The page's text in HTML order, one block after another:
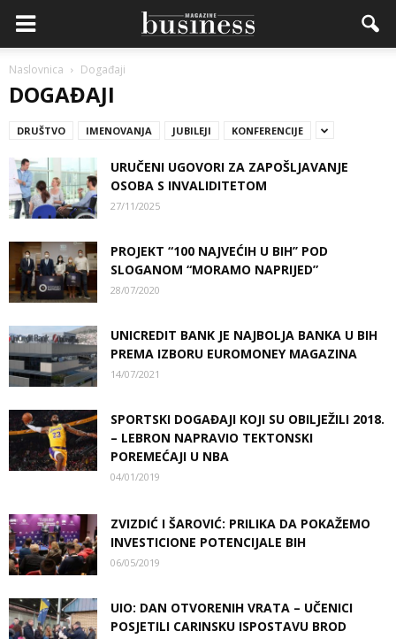
Naslovnica Događaji
DOGAĐAJI
DRUŠTVO IMENOVANJA JUBILEJI KONFERENCIJE
URUČENI UGOVORI ZA ZAPOŠLJAVANJE
OSOBA S INVALIDITETOM
27/11/2025
PROJEKT “100 NAJVEĆIH U BIH’’ POD
SLOGANOM “MORAMO NAPRIJED”
28/07/2020
UNICREDIT BANK JE NAJBOLJA BANKA U BIH
PREMA IZBORU EUROMONEY MAGAZINA
14/07/2021
SPORTSKI DOGAĐAJI KOJI SU OBILJEŽILI 2018.
– LEBRON NAPRAVIO TEKTONSKI
POREMEĆAJI U NBA
04/01/2019
ZVIZDIĆ I ŠAROVIĆ: PRILIKA DA POKAŽEMO
INVESTICIONE POTENCIJALE BIH
06/05/2019
UIO: DAN OTVORENIH VRATA – UČENICI
POSJETILI CARINSKU ISPOSTAVU BROD